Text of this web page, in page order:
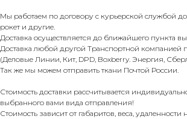
Мы работаем по договору с курьерской службой
рокет и другие.
Доставка осуществляется до ближайшего пункта
Доставка любой другой Транспортной компанией
(Деловые Линии, Кит, DPD, Boxberry. Энергия,
Так же мы можем отправить ткани Почтой России.
Стоимость доставки рассчитывается
выбранного вами вида отправления!
Стоимость зависит от габаритов, веса, удаленности